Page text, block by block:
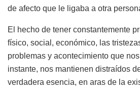
de afecto que le ligaba a otra
El hecho de tener constantemente
físico, social, económico, las
problemas y acontecimiento que
instante, nos mantienen distraídos
verdadera esencia, en aras de la